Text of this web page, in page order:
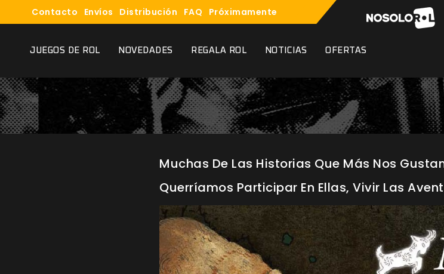
Contacto Envíos Distribución FAQ Próximamente
JUEGOS DE ROL NOVEDADES REGALA ROL NOTICIAS OFERTAS
Muchas De Las Historias Que Más Nos
Querríamos Participar En Ellas, Vivir Las